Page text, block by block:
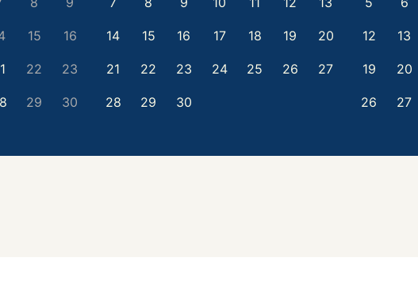
15 16
22 23
29 30
14 15 16 17 18 19 20
21 22 23 24 25 26 27
28 29 30
12 13
19 20
26 27